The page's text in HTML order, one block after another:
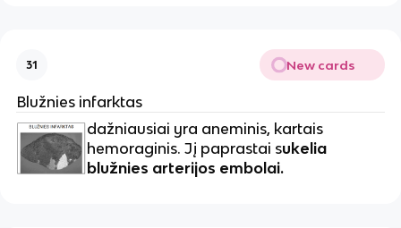
31 New cards
Blužnies infarktas
dažniausiai yra aneminis, kartais
hemoraginis. Jį paprastai sukelia
blužnies arterijos embolai.